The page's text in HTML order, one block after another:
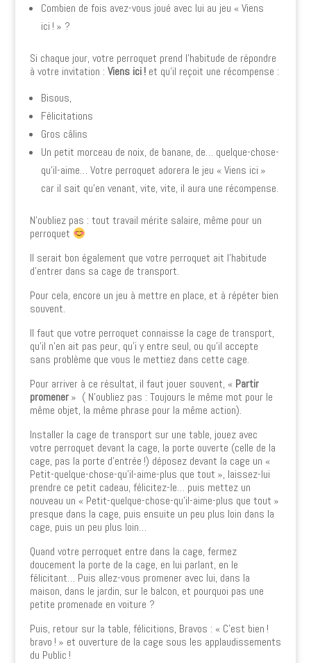
Combien de fois avez-vous joué avec lui au jeu « Viens
ici ! » ?
Si chaque jour, votre perroquet prend l’habitude de répondre
à votre invitation : Viens ici !et qu’il reçoit une récompense :
Bisous,
Félicitations
Gros câlins
Un petit morceau de noix, de banane, de… quelque-chose-
qu’il-aime… Votre perroquet adorera le jeu « Viens ici »
car il sait qu’en venant, vite, vite, il aura une récompense.
N’oubliez pas : tout travail mérite salaire, même pour un
perroquet
Il serait bon également que votre perroquet ait l’habitude
d’entrer dans sa cage de transport.
Pour cela, encore un jeu à mettre en place, et à répéter bien
souvent.
Il faut que votre perroquet connaisse la cage de transport,
qu’il n’en ait pas peur, qu’i y entre seul, ou qu’il accepte
sans problème que vous le mettiez dans cette cage.
Pour arriver à ce résultat, il faut jouer souvent, « Partir
promener» ( N’oubliez pas : Toujours le même mot pour le
même objet, la même phrase pour la même action).
Installer la cage de transport sur une table, jouez avec
votre perroquet devant la cage, la porte ouverte (celle de la
cage, pas la porte d’entrée !) déposez devant la cage un «
Petit-quelque-chose-qu’il-aime-plus que tout », laissez-lui
prendre ce petit cadeau, félicitez-le… puis mettez un
nouveau un « Petit-quelque-chose-qu’il-aime-plus que tout »
presque dans la cage, puis ensuite un peu plus loin dans la
cage, puis un peu plus loin…
Quand votre perroquet entre dans la cage, fermez
doucement la porte de la cage, en lui parlant, en le
félicitant… Puis allez-vous promener avec lui, dans la
maison, dans le jardin, sur le balcon, et pourquoi pas une
petite promenade en voiture ?
Puis, retour sur la table, félicitions, Bravos : « C’est bien !
bravo ! » et ouverture de la cage sous les applaudissements
du Public !